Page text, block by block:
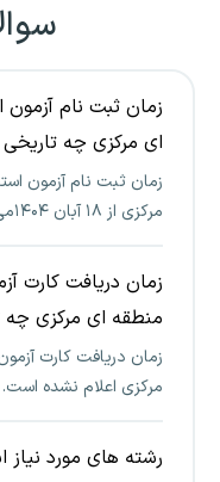
زمان ثبت نام
ای مرکزی چه
زمان ثبت نام آزمون
مرکزی از ۱۸ آبان ۱۴۰۴می باشد
زمان دریافت کارت
منطقه ای مرکزی
زمان دریافت کارت
مرکزی اعلام نشده است.
رشته های مورد